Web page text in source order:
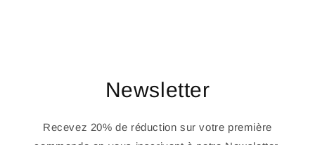
Newsletter
Recevez 20% de réduction sur votre première